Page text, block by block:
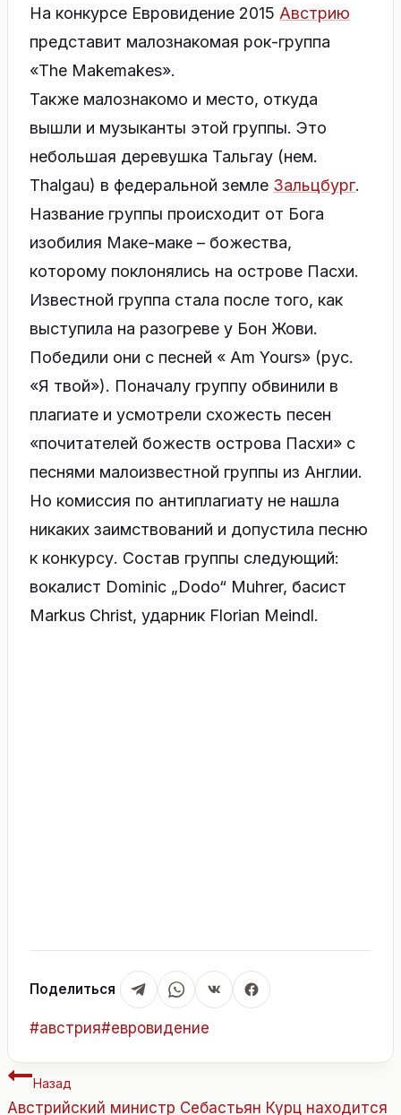
На конкурсе Евровидение 2015 Австрию
представит малознакомая рок-группа
«The Makemakes».
Также малознакомо и место, откуда
вышли и музыканты этой группы. Это
небольшая деревушка Тальгау (нем.
Thalgau) в федеральной земле Зальцбург.
Название группы происходит от Бога
изобилия Маке-маке – божества,
которому поклонялись на острове Пасхи.
Известной группа стала после того, как
выступила на разогреве у Бон Жови.
Победили они с песней « Am Yours» (рус.
«Я твой»). Поначалу группу обвинили в
плагиате и усмотрели схожесть песен
«почитателей божеств острова Пасхи» с
песнями малоизвестной группы из Англии.
Но комиссия по антиплагиату не нашла
никаких заимствований и допустила песню
к конкурсу. Состав группы следующий:
вокалист Dominic „Dodo“ Muhrer, басист
Markus Christ, ударник Florian Meindl.
Поделиться
Метки
#австрия#евровидение
Навигация
по
Назад
Австрийский министр Себастьян Курц находится